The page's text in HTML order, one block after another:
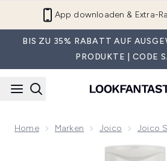
App downloaden & Extra-
BIS ZU 35% RABATT AUF
PRODUKTE | CODE
Home Marken Joico Joico
Now showing image 1 Joico K-Pak